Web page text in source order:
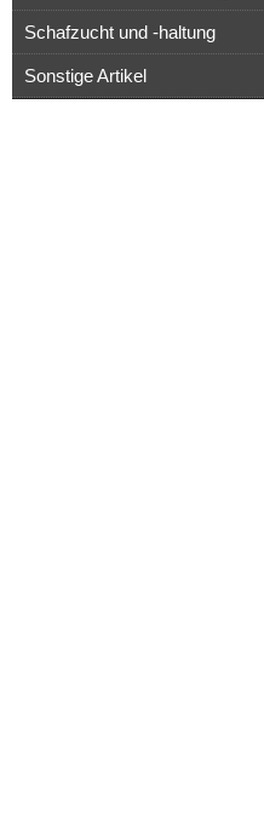
Schafzucht und -haltung
Sonstige Artikel